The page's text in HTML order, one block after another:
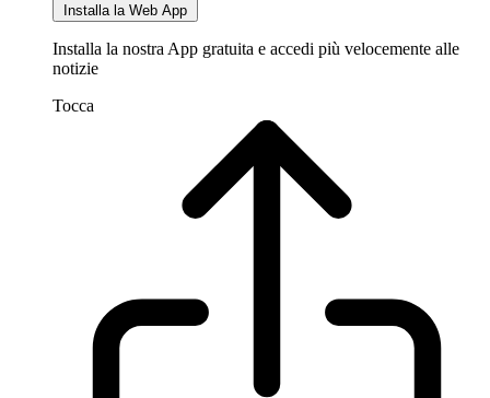
Installa la Web App
Installa la nostra App gratuita e accedi più velocemente alle
notizie
Tocca